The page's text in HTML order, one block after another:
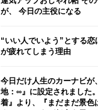
が、 今日の主役になる
“いい人でいよう”とする恋
が疲れてしまう理由
今日だけ人生のカーナビが
地：∞』に設定されました
着』より、『まだまだ景色